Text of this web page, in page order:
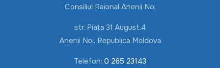
Consiliul Raional Anenii Noi
str. Piața 31 August,4
Anenii Noi, Republica Moldova
Telefon: 0 265 23143